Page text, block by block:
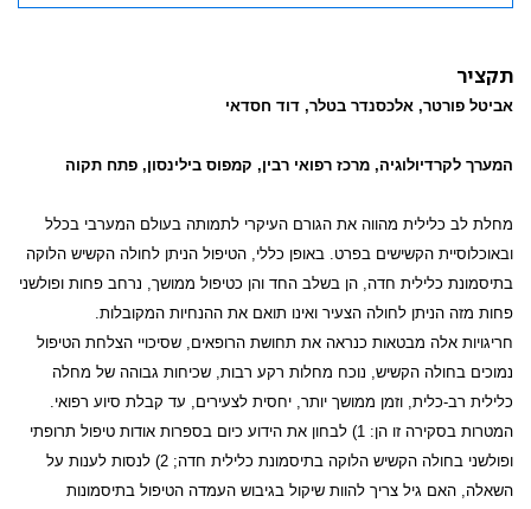
תקציר
אביטל פורטר, אלכסנדר בטלר, דוד חסדאי
המערך לקרדיולוגיה, מרכז רפואי רבין, קמפוס בילינסון, פתח תקוה
מחלת לב כלילית מהווה את הגורם העיקרי לתמותה בעולם המערבי בכלל
ובאוכלוסיית הקשישים בפרט. באופן כללי, הטיפול הניתן לחולה הקשיש הלוקה
בתיסמונת כלילית חדה, הן בשלב החד והן כטיפול ממושך, נרחב פחות ופולשני
פחות מזה הניתן לחולה הצעיר ואינו תואם את ההנחיות המקובלות.
חריגויות אלה מבטאות כנראה את תחושת הרופאים, שסיכויי הצלחת הטיפול
נמוכים בחולה הקשיש, נוכח מחלות רקע רבות, שכיחות גבוהה של מחלה
כלילית רב-כלית, וזמן ממושך יותר, יחסית לצעירים, עד קבלת סיוע רפואי.
המטרות בסקירה זו הן: 1) לבחון את הידוע כיום בספרות אודות טיפול תרופתי
ופולשני בחולה הקשיש הלוקה בתיסמונת כלילית חדה; 2) לנסות לענות על
השאלה, האם גיל צריך להוות שיקול בגיבוש העמדה הטיפול בתיסמונות